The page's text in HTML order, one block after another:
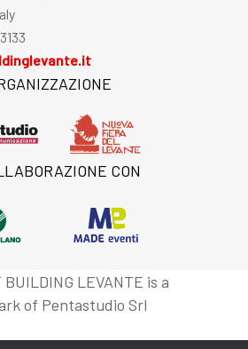
CON
LEVANTE is a
of Pentastudio Srl